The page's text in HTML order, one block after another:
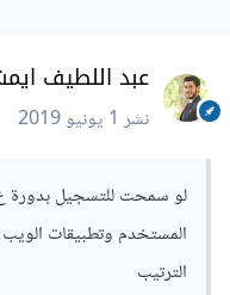
عبد اللطيف
نشر1 يونيو 2019
لو سمحت للتسجيل بدورة
المستخدم وتطبيقات
الترتيب